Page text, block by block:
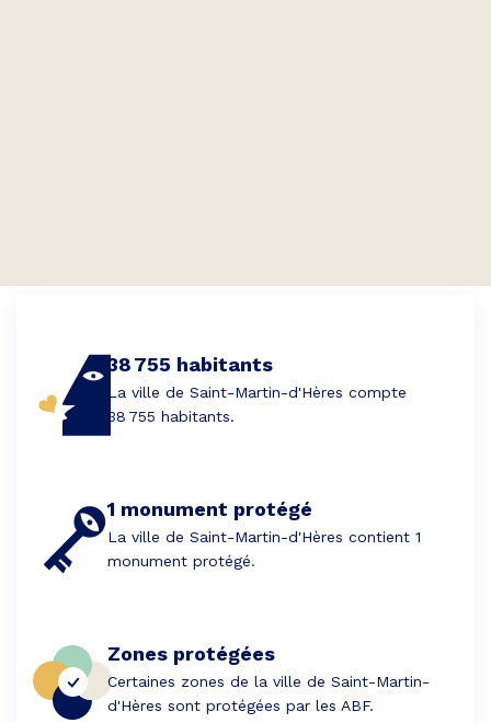
38 755 habitants
La ville de Saint-Martin-d'Hères compte
38 755 habitants.
1 monument protégé
La ville de Saint-Martin-d'Hères contient 1
monument protégé.
Zones protégées
Certaines zones de la ville de Saint-Martin-
d'Hères sont protégées par les ABF.